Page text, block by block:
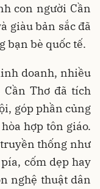
con người Cần
giàu bản sắc đã
bạn bè quốc tế.
doanh, nhiều
Cần Thơ đã tích
góp phần củng
hợp tôn giáo.
thống như
cốm dẹp hay
nghệ thuật dân